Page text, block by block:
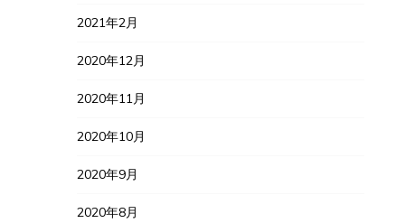
2021年2月
2020年12月
2020年11月
2020年10月
2020年9月
2020年8月